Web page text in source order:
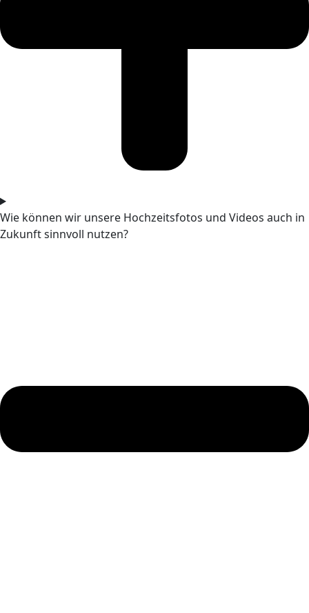
Wie können wir unsere Hochzeitsfotos und Videos auch in
Zukunft sinnvoll nutzen?